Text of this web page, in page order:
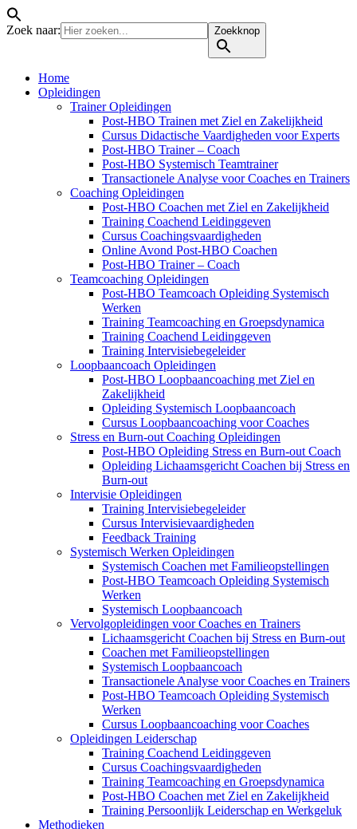
Zoek naar: Zoekknop
Home
Opleidingen
Trainer Opleidingen
Post-HBO Trainen met Ziel en Zakelijkheid
Cursus Didactische Vaardigheden voor Experts
Post-HBO Trainer – Coach
Post-HBO Systemisch Teamtrainer
Transactionele Analyse voor Coaches en Trainers
Coaching Opleidingen
Post-HBO Coachen met Ziel en Zakelijkheid
Training Coachend Leidinggeven
Cursus Coachingsvaardigheden
Online Avond Post-HBO Coachen
Post-HBO Trainer – Coach
Teamcoaching Opleidingen
Post-HBO Teamcoach Opleiding Systemisch
Werken
Training Teamcoaching en Groepsdynamica
Training Coachend Leidinggeven
Training Intervisiebegeleider
Loopbaancoach Opleidingen
Post-HBO Loopbaancoaching met Ziel en
Zakelijkheid
Opleiding Systemisch Loopbaancoach
Cursus Loopbaancoaching voor Coaches
Stress en Burn-out Coaching Opleidingen
Post-HBO Opleiding Stress en Burn-out Coach
Opleiding Lichaamsgericht Coachen bij Stress en
Burn-out
Intervisie Opleidingen
Training Intervisiebegeleider
Cursus Intervisievaardigheden
Feedback Training
Systemisch Werken Opleidingen
Systemisch Coachen met Familieopstellingen
Post-HBO Teamcoach Opleiding Systemisch
Werken
Systemisch Loopbaancoach
Vervolgopleidingen voor Coaches en Trainers
Lichaamsgericht Coachen bij Stress en Burn-out
Coachen met Familieopstellingen
Systemisch Loopbaancoach
Transactionele Analyse voor Coaches en Trainers
Post-HBO Teamcoach Opleiding Systemisch
Werken
Cursus Loopbaancoaching voor Coaches
Opleidingen Leiderschap
Training Coachend Leidinggeven
Cursus Coachingsvaardigheden
Training Teamcoaching en Groepsdynamica
Post-HBO Coachen met Ziel en Zakelijkheid
Training Persoonlijk Leiderschap en Werkgeluk
Methodieken